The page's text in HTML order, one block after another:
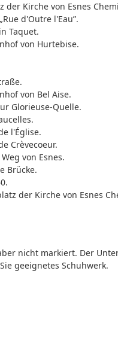
der Kirche von Esnes
d'Outre l'Eau”.
Taquet.
von Hurtebise.
von Bel Aise.
Glorieuse-Quelle.
l'Église.
Crèvecoeur.
von Esnes.
Brücke.
der Kirche von Esnes
nicht markiert. Der
geeignetes Schuhwerk.